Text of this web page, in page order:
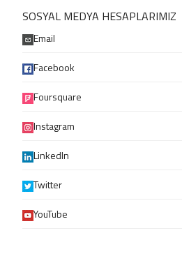
SOSYAL MEDYA HESAPLARIMIZ
Email
Facebook
Foursquare
Instagram
LinkedIn
Twitter
YouTube